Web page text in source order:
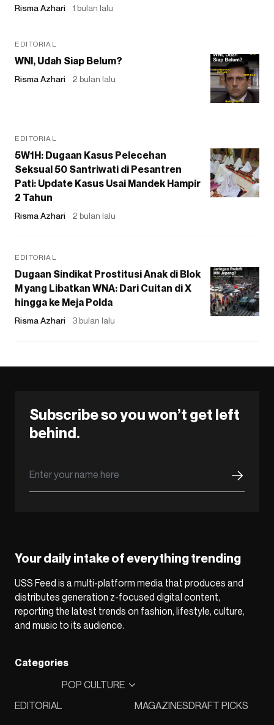
Risma Azhari 1 bulan lalu
EDITORIAL
WNI, Udah Siap Belum?
Risma Azhari 2 bulan lalu
EDITORIAL
5W1H: Dugaan Kasus Pelecehan
Seksual 50 Santriwati di Pesantren
Pati: Update Kasus Usai Mandek Hampir
2 Tahun
Risma Azhari 2 bulan lalu
EDITORIAL
Dugaan Sindikat Prostitusi Anak di Blok
M yang Libatkan WNA: Dari Cuitan di X
hingga ke Meja Polda
Risma Azhari 3 bulan lalu
Subscribe so you won’t get left
behind.
Your daily intake of everything trending
USS Feed is a multi-platform media that produces and
distributes generation z-focused digital content,
reporting the latest trends on fashion, lifestyle, culture,
and music to its audience.
Categories
EDITORIAL
POP CULTURE
MAGAZINESDRAFT PICKS